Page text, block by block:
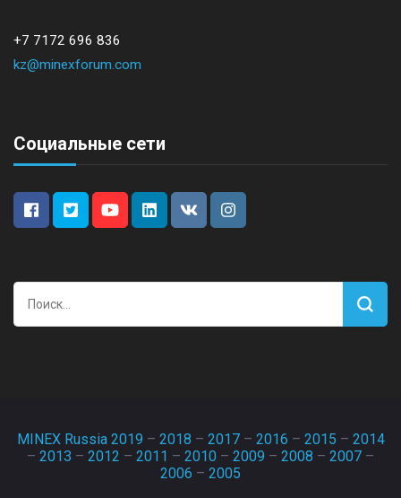
+7 7172 696 836
kz@minexforum.com
Социальные сети
Найти:
MINEX Russia 2019 – 2018 – 2017 – 2016 – 2015 – 2014
– 2013 – 2012 – 2011 – 2010 – 2009 – 2008 – 2007 –
2006 – 2005